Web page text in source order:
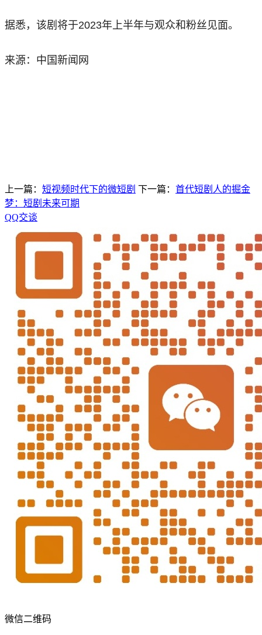
据悉，该剧将于2023年上半年与观众和粉丝见面。
来源：中国新闻网
上一篇： 短视频时代下的微短剧 下一篇： 首代短剧人的掘金
梦：短剧未来可期
QQ交谈
微信二维码